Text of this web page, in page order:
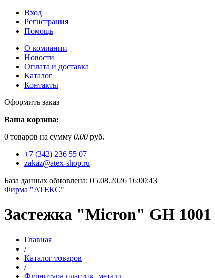
Вход
Регистрация
Помощь
О компании
Новости
Оплата и доставка
Каталог
Контакты
Оформить заказ
Ваша корзина:
0 товаров на сумму 0.00 руб.
+7 (342) 236 55 07
zakaz@atex-shop.ru
База данных обновлена: 05.08.2026 16:00:43
Фирма "АТЕКС"
Застежка "Micron" GH
Главная
/
Каталог товаров
/
Фурнитура пластик+металл